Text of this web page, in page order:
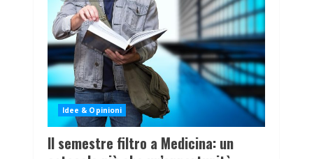
Idee & Opinioni
Il semestre filtro a Medicina: un